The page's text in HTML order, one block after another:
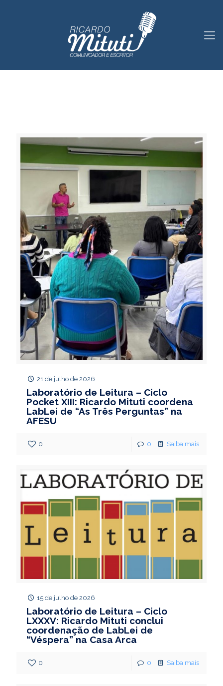
21 de julho de 2026
Laboratório de Leitura – Ciclo
Pocket XIII: Ricardo Mituti coordena
LabLei de “As Três Perguntas” na
AFESU
0 0 Saiba mais
15 de julho de 2026
Laboratório de Leitura – Ciclo
LXXXV: Ricardo Mituti conclui
coordenação de LabLei de
“Véspera” na Casa Arca
0 0 Saiba mais